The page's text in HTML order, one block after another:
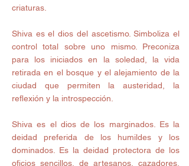
criaturas.
Shiva es el dios del ascetismo. Simboliza el
control total sobre uno mismo. Preconiza
para los iniciados en la soledad, la vida
retirada en el bosque y el alejamiento de la
ciudad que permiten la austeridad, la
reflexión y la introspección.
Shiva es el dios de los marginados. Es la
deidad preferida de los humildes y los
dominados. Es la deidad protectora de los
oficios sencillos, de artesanos, cazadores,